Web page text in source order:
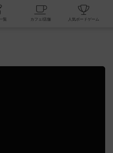
掲示板一覧 カフェ/店舗